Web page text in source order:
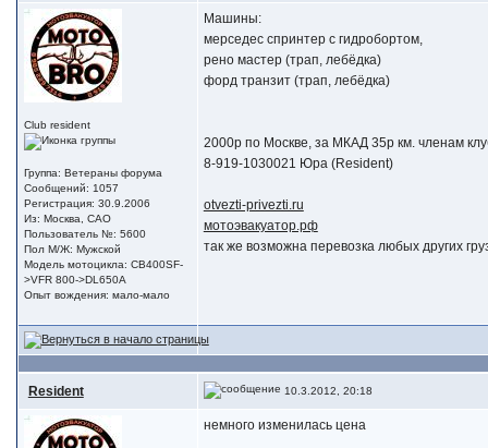
Club resident
Группа: Ветераны форума
Сообщений: 1057
Регистрация: 30.9.2006
Из: Москва, САО
Пользователь №: 5600
Пол М/Ж: Мужской
Модель мотоцикла: CB400SF-
>VFR 800->DL650A
Опыт вождения: мало-мало
Машины:
мерседес спринтер с гидробортом,
рено мастер (трап, лебёдка)
форд транзит (трап, лебёдка)
2000р по Москве, за МКАД 35р км. членам
8-919-1030021 Юра (Resident)
otvezti-privezti.ru
мотоэвакуатор.рф
так же возможна перевозка любых других
Resident 10.3.2012, 20:18
немного изменилась цена